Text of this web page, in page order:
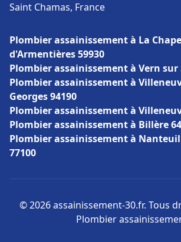
Saint Chamas, France
Plombier assainissement à La
d'Armentières 59930
Plombier assainissement à Vern sur
Plombier assainissement à
Georges 94190
Plombier assainissement à
Plombier assainissement à Billère
Plombier assainissement à
77100
© 2026 assainissement-30.fr. Tous
Plombier